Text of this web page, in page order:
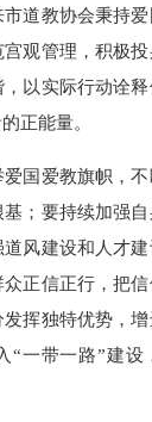
道教协会秉持爱
观管理，积极
以实际行动诠
正能量。
国爱教旗帜，
；要持续加强
风建设和人才
正信正行，把
挥独特优势，
“一带一路”建设